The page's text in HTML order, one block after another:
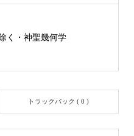
く・神聖幾何学
トラックバック ( 0 )